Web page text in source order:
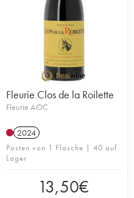
Fleurie Clos de la Roilette
Fleurie AOC
2024
Posten von 1 Flasche | 40 auf
Lager
13,50€